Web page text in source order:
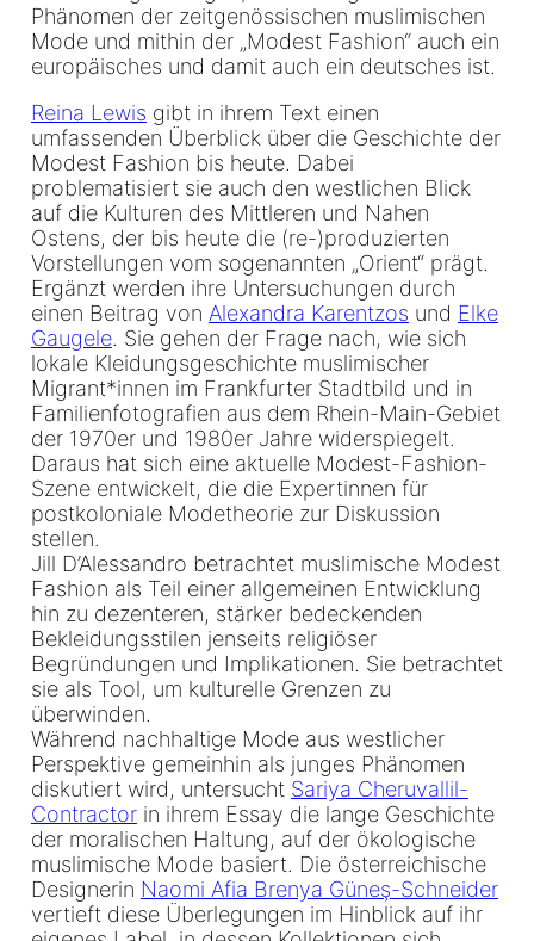
Phänomen der zeitgenössischen muslimischen
Mode und mithin der „Modest Fashion“ auch ein
europäisches und damit auch ein deutsches ist.
Reina Lewis gibt in ihrem Text einen
umfassenden Überblick über die Geschichte der
Modest Fashion bis heute. Dabei
problematisiert sie auch den westlichen Blick
auf die Kulturen des Mittleren und Nahen
Ostens, der bis heute die (re-)produzierten
Vorstellungen vom sogenannten „Orient“ prägt.
Ergänzt werden ihre Untersuchungen durch
einen Beitrag von Alexandra Karentzos und Elke
Gaugele. Sie gehen der Frage nach, wie sich
lokale Kleidungsgeschichte muslimischer
Migrant*innen im Frankfurter Stadtbild und in
Familienfotografien aus dem Rhein-Main-Gebiet
der 1970er und 1980er Jahre widerspiegelt.
Daraus hat sich eine aktuelle Modest-Fashion-
Szene entwickelt, die die Expertinnen für
postkoloniale Modetheorie zur Diskussion
stellen.
Jill D’Alessandro betrachtet muslimische Modest
Fashion als Teil einer allgemeinen Entwicklung
hin zu dezenteren, stärker bedeckenden
Bekleidungsstilen jenseits religiöser
Begründungen und Implikationen. Sie betrachtet
sie als Tool, um kulturelle Grenzen zu
überwinden.
Während nachhaltige Mode aus westlicher
Perspektive gemeinhin als junges Phänomen
diskutiert wird, untersucht Sariya Cheruvallil-
Contractorin ihrem Essay die lange Geschichte
der moralischen Haltung, auf der ökologische
muslimische Mode basiert. Die österreichische
Designerin Naomi Afia Brenya Güneş-Schneider
vertieft diese Überlegungen im Hinblick auf ihr